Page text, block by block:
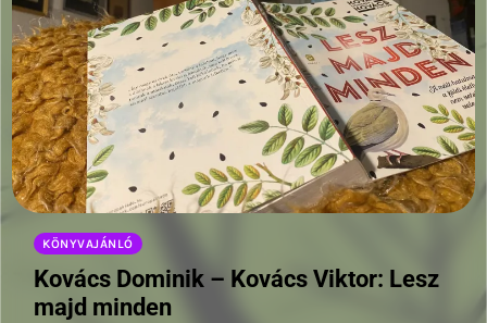
KÖNYVAJÁNLÓ
Kovács Dominik – Kovács Viktor: Lesz
majd minden